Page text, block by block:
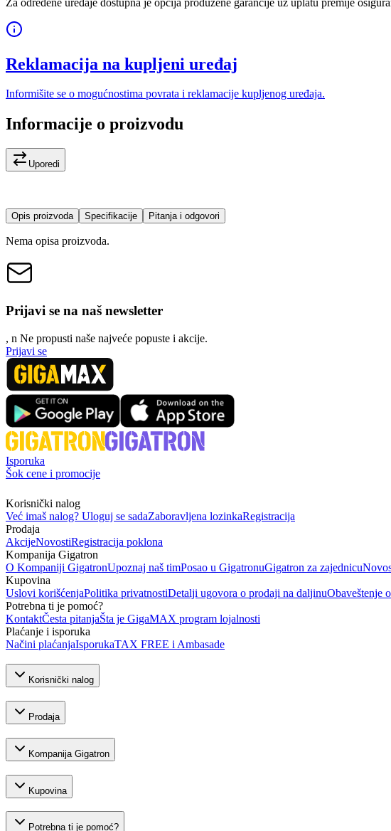
Reklamacija na kupljeni uređaj
Informišite se o mogućnostima povrata i reklamacije kupljenog uređaja.
Informacije o proizvodu
Uporedi
Opis proizvoda Specifikacije Pitanja i odgovori
Nema opisa proizvoda.
Prijavi se na naš newsletter
, n Ne propusti naše najveće popuste i akcije.
Prijavi se
Isporuka
Šok cene i promocije
Korisnički nalog
Već imaš nalog? Uloguj se sadaZaboravljena lozinkaRegistracija
Prodaja
AkcijeNovostiRegistracija poklona
Kompanija Gigatron
O Kompaniji GigatronUpoznaj naš timPosao u GigatronuGigatron za zajednicu
Kupovina
Uslovi korišćenjaPolitika privatnostiDetalji ugovora o prodaji na daljinuObaveštenje
Potrebna ti je pomoć?
KontaktČesta pitanjaŠta je GigaMAX program lojalnosti
Plaćanje i isporuka
Načini plaćanjaIsporukaTAX FREE i Ambasade
Korisnički nalog
Prodaja
Kompanija Gigatron
Kupovina
Potrebna ti je pomoć?